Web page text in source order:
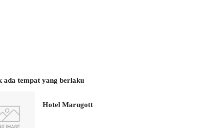
ada tempat yang berlaku
Hotel Marugott